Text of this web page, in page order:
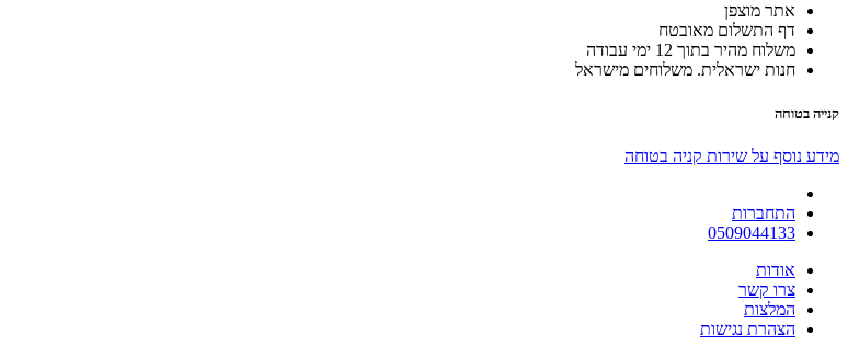
אתר מוצפן
דף התשלום מאובטח
משלוח מהיר בתוך 12 ימי עבודה
חנות ישראלית. משלוחים מישראל
קנייה בטוחה
מידע נוסף על שירות קניה בטוחה
התחברות
0509044133
אודות
צרו קשר
המלצות
הצהרת נגישות